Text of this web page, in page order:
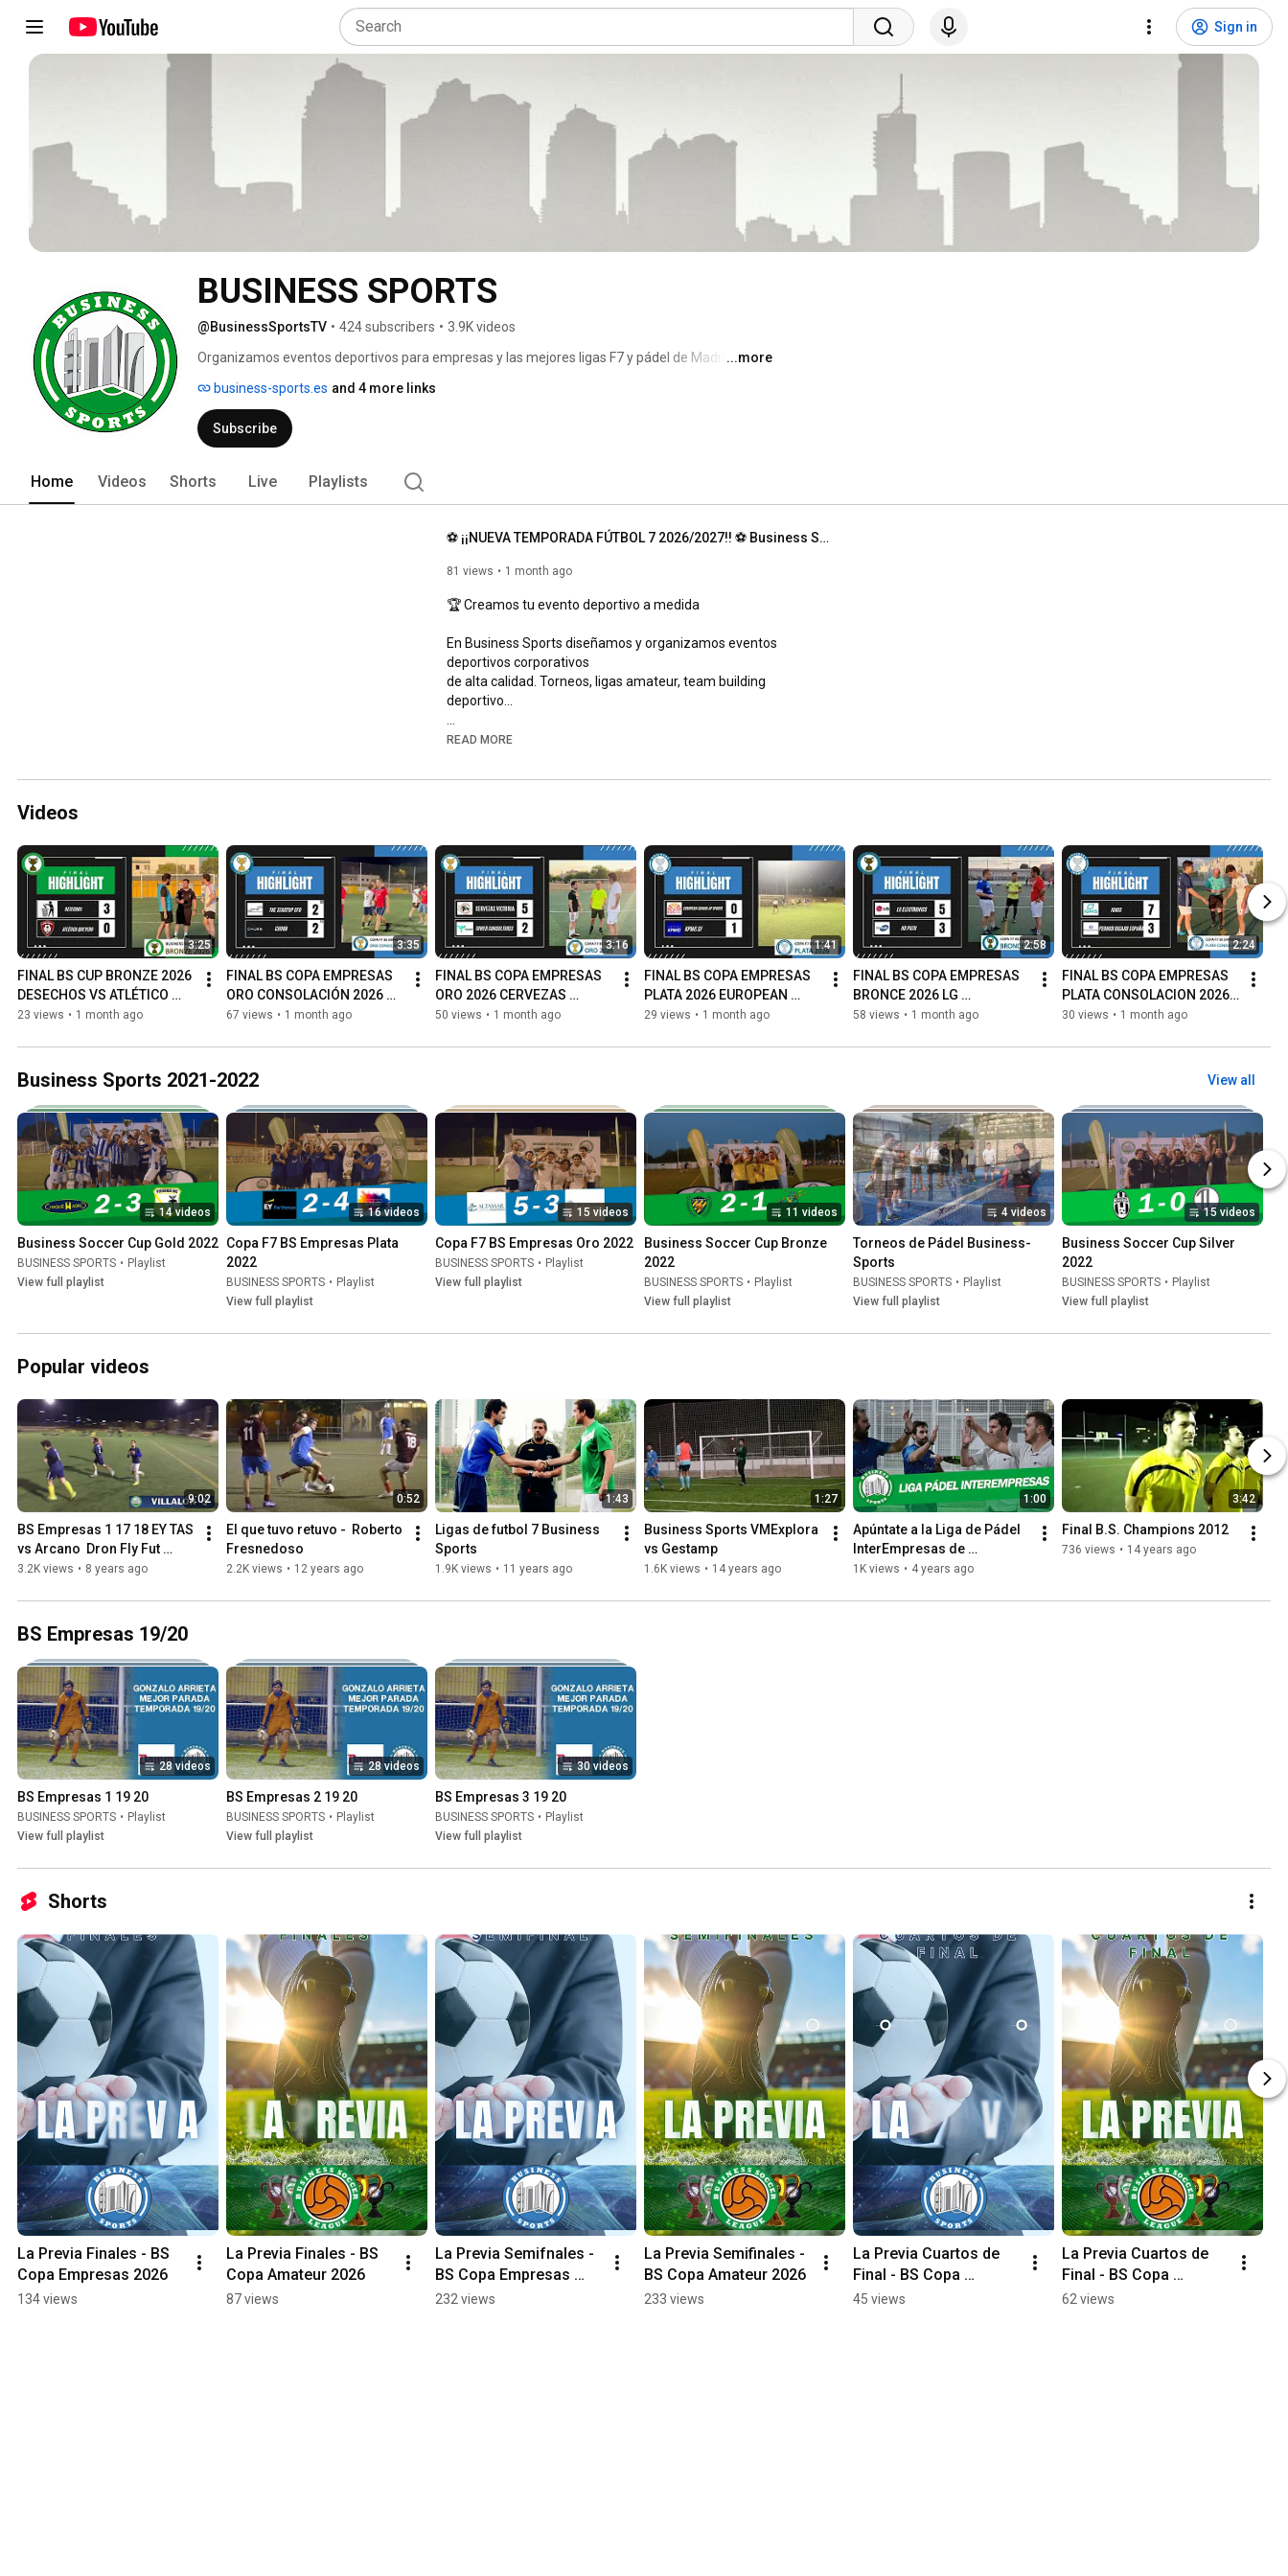
Sign in
BUSINESS SPORTS
@BusinessSportsTV • 424 subscribers • 3.9K videos
Organizamos eventos deportivos para empresas y las mejores ligas F7 y pádel de Madrid. ...more
business-sports.es and 4 more links
Subscribe
Home Videos Shorts Live Playlists
⚽ ¡¡NUEVA TEMPORADA FÚTBOL 7 2026/2027!! ⚽ Business Sports "Pasión por el deporte"
81 views 1 month ago
🏆 Creamos tu evento deportivo a medida
En Business Sports diseñamos y organizamos eventos
deportivos corporativos
de alta calidad. Torneos, ligas amateur, team building
deportivo...
🌐 Síguenos y conecta con nosotros:
💼 LinkedIn:   / business-sports
💬 Cuéntanos qué tipo de evento te gustaría organizar:
info@business-sports.es
🔔 Suscríbete y activa notificaciones para no perderte nada
READ MORE
Videos
3:25
FINAL BS CUP BRONZE 2026
DESECHOS VS ATLÉTICO
QUEVEDO
23 views • 1 month ago
3:35
FINAL BS COPA EMPRESAS
ORO CONSOLACIÓN 2026
THE STARTUP CFO VS
67 views • 1 month ago
3:16
FINAL BS COPA EMPRESAS
ORO 2026 CERVEZAS
VICTORIA VS TOWER
50 views • 1 month ago
1:41
FINAL BS COPA EMPRESAS
PLATA 2026 EUROPEAN
SCHOOL OF SPORTS VS
29 views • 1 month ago
2:58
FINAL BS COPA EMPRESAS
BRONCE 2026 LG
ELECTRONICS VS HR PATH
58 views • 1 month ago
2:24
FINAL BS COPA EMPRESAS
PLATA CONSOLACION 2026
IGNIS VS PERNOD RICARD
30 views • 1 month ago
Business Sports 2021-2022 View all
14 videos
Business Soccer Cup Gold 2022
BUSINESS SPORTS • Playlist
View full playlist
16 videos
Copa F7 BS Empresas Plata
2022
BUSINESS SPORTS • Playlist
View full playlist
15 videos
Copa F7 BS Empresas Oro 2022
BUSINESS SPORTS • Playlist
View full playlist
11 videos
Business Soccer Cup Bronze
2022
BUSINESS SPORTS • Playlist
View full playlist
4 videos
Torneos de Pádel Business-
Sports
BUSINESS SPORTS • Playlist
View full playlist
15 videos
Business Soccer Cup Silver
2022
BUSINESS SPORTS • Playlist
View full playlist
Popular videos
9:02
BS Empresas 1 17 18 EY TAS
vs Arcano  Dron Fly Fut
Business Sports
3.2K views • 8 years ago
0:52
El que tuvo retuvo -  Roberto
Fresnedoso
2.2K views • 12 years ago
1:43
Ligas de futbol 7 Business
Sports
1.9K views • 11 years ago
1:27
Business Sports VMExplora
vs Gestamp
1.6K views • 14 years ago
1:00
Apúntate a la Liga de Pádel
InterEmpresas de
Business-Sports
1K views • 4 years ago
3:42
Final B.S. Champions 2012
736 views • 14 years ago
BS Empresas 19/20
28 videos
BS Empresas 1 19 20
BUSINESS SPORTS • Playlist
View full playlist
28 videos
BS Empresas 2 19 20
BUSINESS SPORTS • Playlist
View full playlist
30 videos
BS Empresas 3 19 20
BUSINESS SPORTS • Playlist
View full playlist
Shorts
La Previa Finales - BS
Copa Empresas 2026
134 views
La Previa Finales - BS
Copa Amateur 2026
87 views
La Previa Semifnales -
BS Copa Empresas
2026
232 views
La Previa Semifinales -
BS Copa Amateur 2026
233 views
La Previa Cuartos de
Final - BS Copa
Empresas 2026
45 views
La Previa Cuartos de
Final - BS Copa
Amateur 2026
62 views